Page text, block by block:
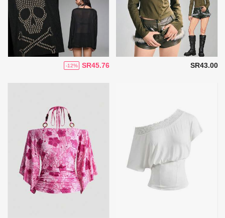
SR43.00
SR45.76
-12%